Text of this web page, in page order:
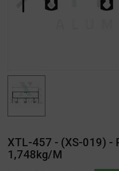
XTL-457 - (XS-019) -
1,748kg/m